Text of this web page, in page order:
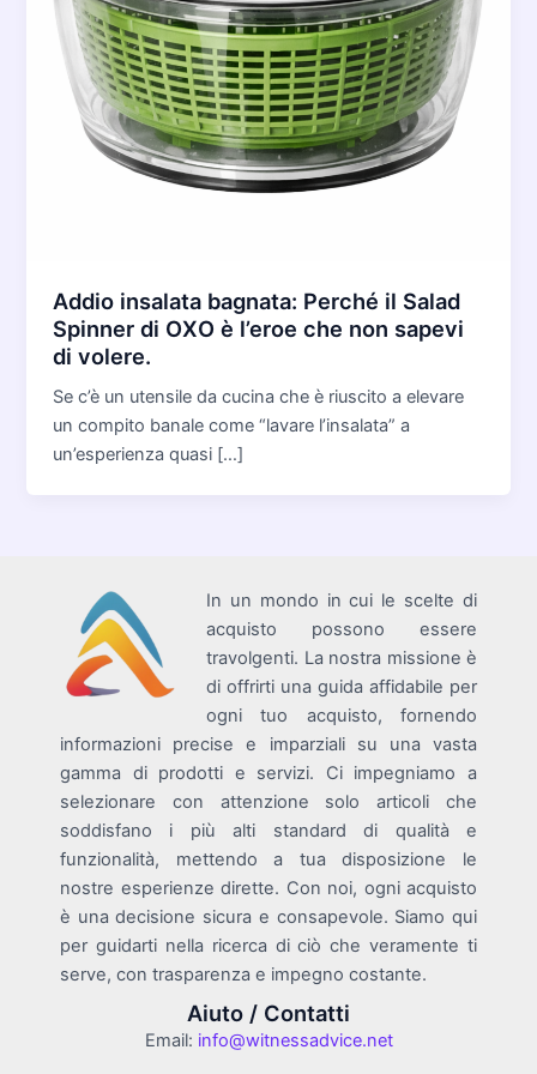
Addio insalata bagnata: Perché il Salad
Spinner di OXO è l’eroe che non sapevi
di volere.
Se c’è un utensile da cucina che è riuscito a elevare
un compito banale come “lavare l’insalata” a
un’esperienza quasi […]
In un mondo in cui le scelte di
acquisto possono essere
travolgenti. La nostra missione è
di offrirti una guida affidabile per
ogni tuo acquisto, fornendo
informazioni precise e imparziali su una vasta
gamma di prodotti e servizi. Ci impegniamo a
selezionare con attenzione solo articoli che
soddisfano i più alti standard di qualità e
funzionalità, mettendo a tua disposizione le
nostre esperienze dirette. Con noi, ogni acquisto
è una decisione sicura e consapevole. Siamo qui
per guidarti nella ricerca di ciò che veramente ti
serve, con trasparenza e impegno costante.
Aiuto / Contatti
Email: info@witnessadvice.net